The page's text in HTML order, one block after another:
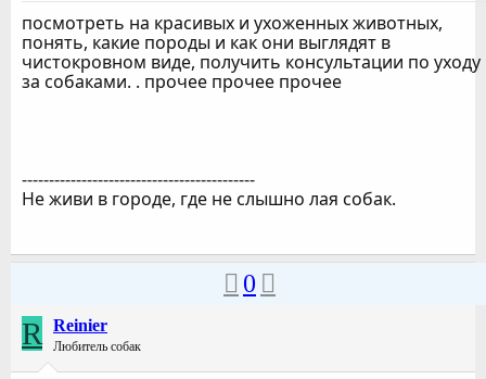
посмотреть на красивых и ухоженных животных,
понять, какие породы и как они выглядят в
чистокровном виде, получить консультации по уходу
за собаками. . прочее прочее прочее
-------------------------------------------
Не живи в городе, где не слышно лая собак.
0
R Reinier
Любитель собак